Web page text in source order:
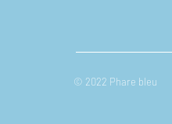
© 2022 Phare bleu